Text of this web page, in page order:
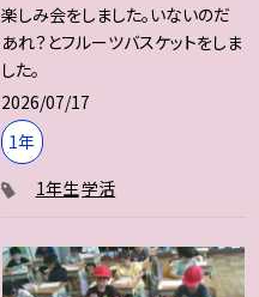
楽しみ会をしました。いないのだ
あれ？とフルーツバスケットをしま
した。
2026/07/17
1年
1年生学活